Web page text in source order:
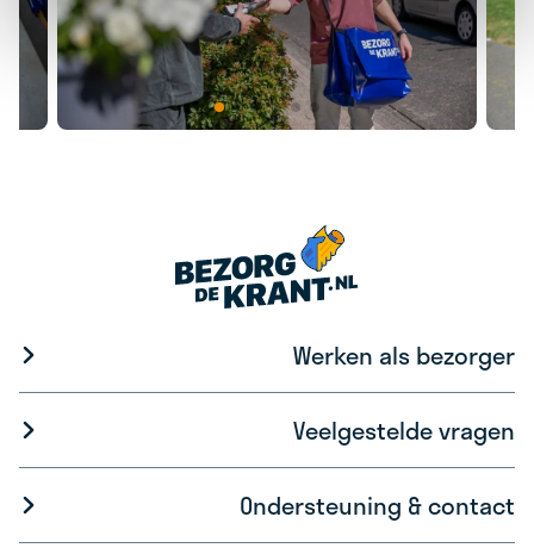
Werken als bezorger
Veelgestelde vragen
Ondersteuning & contact